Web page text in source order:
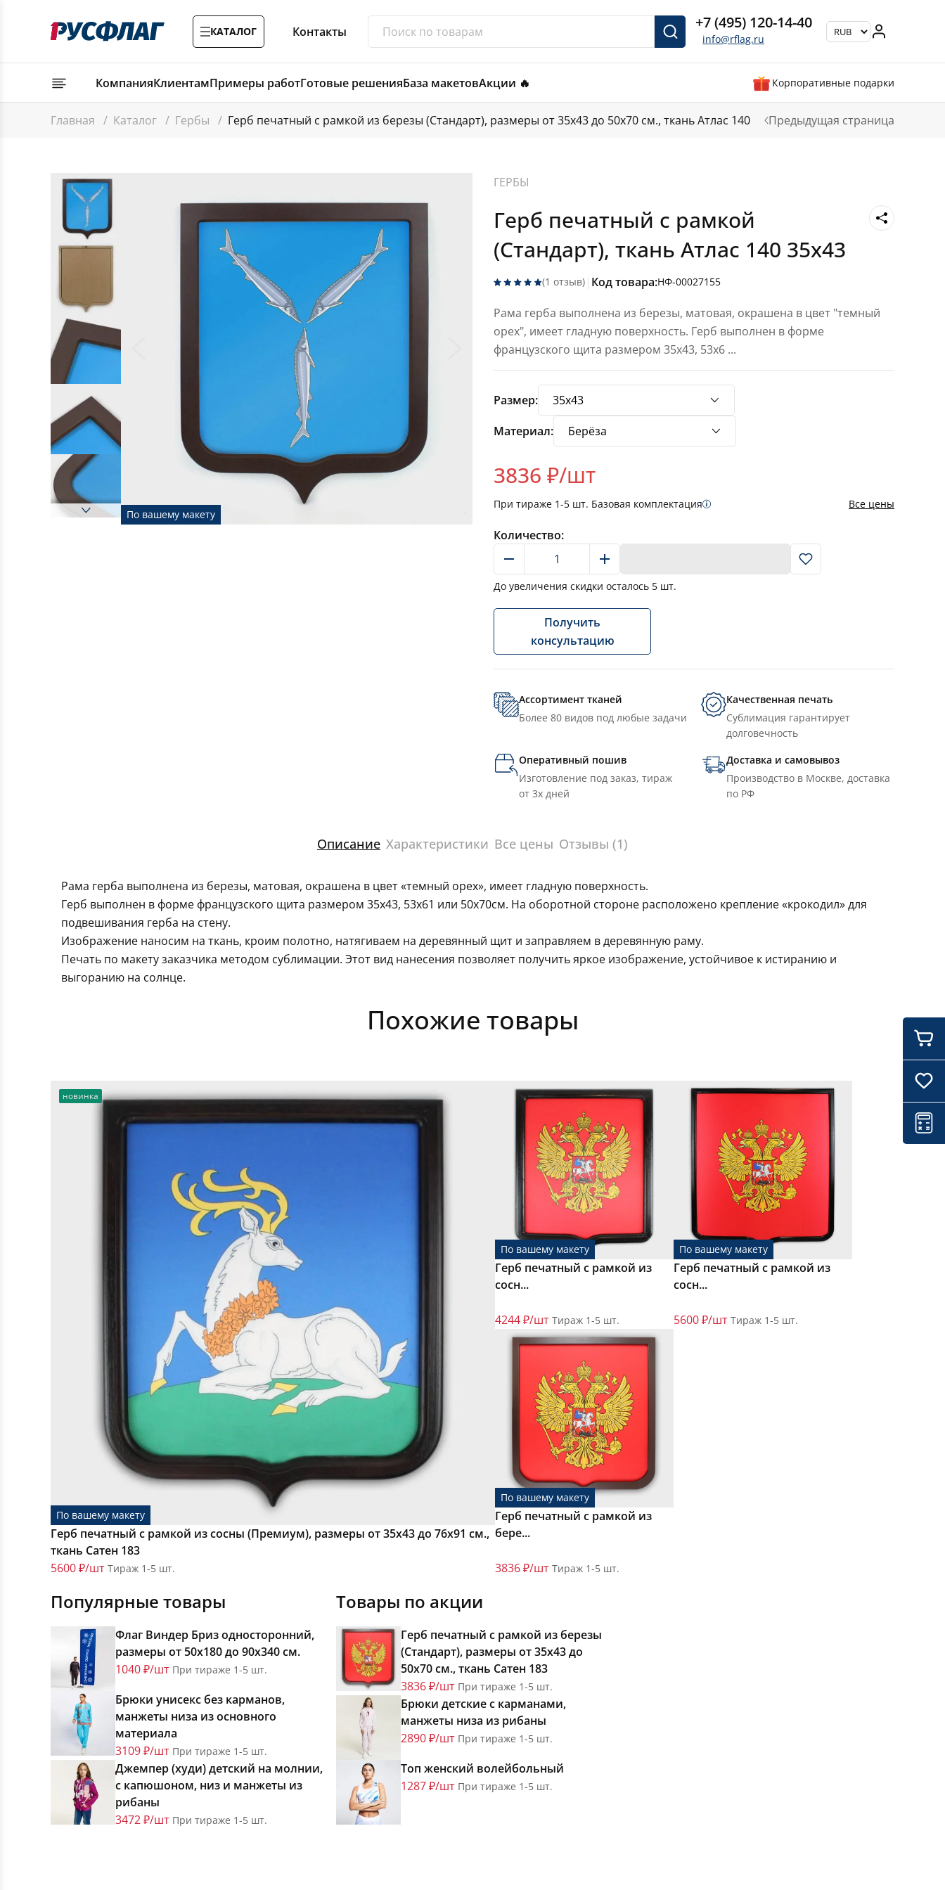
КАТАЛОГ Контакты +7 (495) 120-14-40
info@rflag.ru
КомпанияКлиентамПримеры работГотовые решенияБаза макетовАкции 🔥 Корпоративные подарки
Главная / Каталог / Гербы / Герб печатный с рамкой из березы (Стандарт), размеры от 35х43 до 50х70 см., ткань Атлас 140 Предыдущая страница
По вашему макету
ГЕРБЫ
Герб печатный с рамкой
(Стандарт), ткань Атлас 140 35x43
(1 отзыв) | Код товара:НФ-00027155
Рама герба выполнена из березы, матовая, окрашена в цвет "темный
орех", имеет гладную поверхность. Герб выполнен в форме
французского щита размером 35х43, 53х6 ...
Размер:
Материал:
3836 ₽/шт
При тираже 1-5 шт. Базовая комплектация Все цены
Количество:
До увеличения скидки осталось 5 шт.
Получить
консультацию
Ассортимент тканей
Более 80 видов под любые задачи
Качественная печать
Сублимация гарантирует
долговечность
Оперативный пошив
Изготовление под заказ, тираж
от 3х дней
Доставка и самовывоз
Производство в Москве, доставка
по РФ
Описание Характеристики Все цены Отзывы (1)
Рама герба выполнена из березы, матовая, окрашена в цвет «темный орех», имеет гладную поверхность.
Герб выполнен в форме французского щита размером 35х43, 53х61 или 50х70см. На оборотной стороне расположено крепление «крокодил» для
подвешивания герба на стену.
Изображение наносим на ткань, кроим полотно, натягиваем на деревянный щит и заправляем в деревянную раму.
Печать по макету заказчика методом сублимации. Этот вид нанесения позволяет получить яркое изображение, устойчивое к истиранию и
выгоранию на солнце.
Похожие товары
новинка
По вашему макету
Герб печатный с рамкой из сосны (Премиум), размеры от 35х43 до 76х91 см.,
ткань Сатен 183
5600 ₽/шт Тираж 1-5 шт.
По вашему макету
Герб печатный с рамкой из
сосн...
4244 ₽/шт Тираж 1-5 шт.
По вашему макету
Герб печатный с рамкой из
сосн...
5600 ₽/шт Тираж 1-5 шт.
По вашему макету
Герб печатный с рамкой из
бере...
3836 ₽/шт Тираж 1-5 шт.
Популярные товары
Флаг Виндер Бриз односторонний,
размеры от 50х180 до 90х340 см.
1040 ₽/шт При тираже 1-5 шт.
Брюки унисекс без карманов,
манжеты низа из основного
материала
3109 ₽/шт При тираже 1-5 шт.
Джемпер (худи) детский на молнии,
с капюшоном, низ и манжеты из
рибаны
3472 ₽/шт При тираже 1-5 шт.
Товары по акции
Герб печатный с рамкой из березы
(Стандарт), размеры от 35х43 до
50х70 см., ткань Сатен 183
3836 ₽/шт При тираже 1-5 шт.
Брюки детские с карманами,
манжеты низа из рибаны
2890 ₽/шт При тираже 1-5 шт.
Топ женский волейбольный
1287 ₽/шт При тираже 1-5 шт.